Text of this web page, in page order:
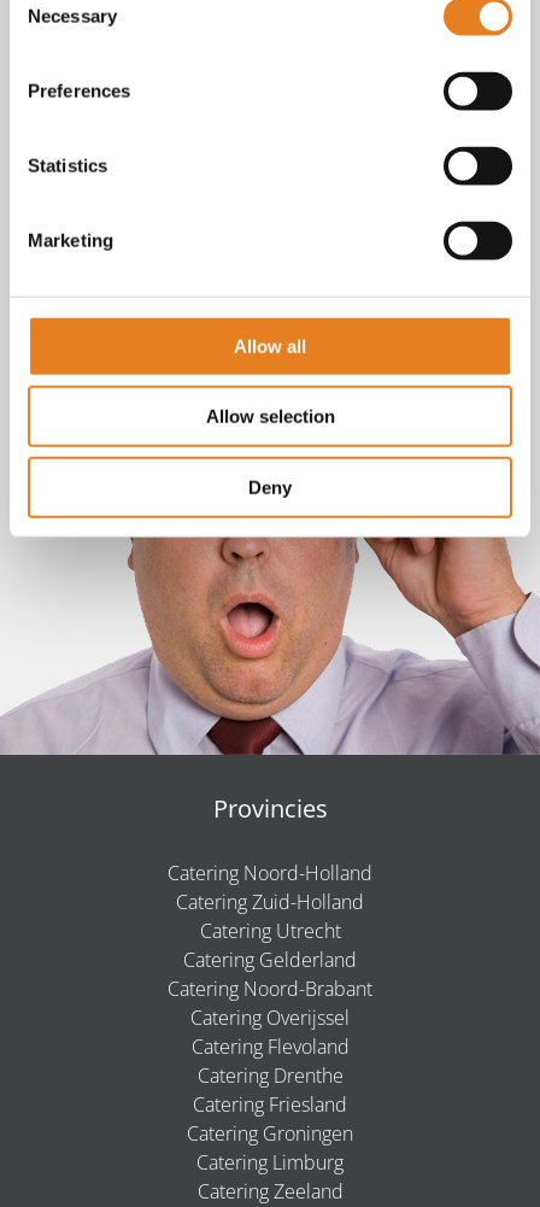
Selection
Necessary
Preferences
Statistics
Marketing
Allow all
Allow selection
Deny
Provincies
Catering Noord-Holland
Catering Zuid-Holland
Catering Utrecht
Catering Gelderland
Catering Noord-Brabant
Catering Overijssel
Catering Flevoland
Catering Drenthe
Catering Friesland
Catering Groningen
Catering Limburg
Catering Zeeland